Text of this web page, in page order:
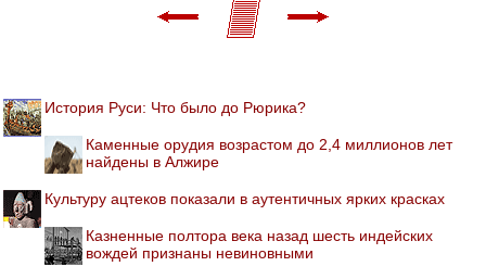
История Руси: Что было до Рюрика?
Каменные орудия возрастом до 2,4 миллионов лет
найдены в Алжире
Культуру ацтеков показали в аутентичных ярких красках
Казненные полтора века назад шесть индейских
вождей признаны невиновными